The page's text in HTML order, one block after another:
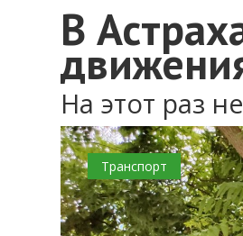
В
На этот раз
Транспорт